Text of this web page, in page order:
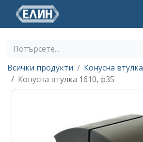
Всички продукти
Конусна втулка
Конусна втулка 1610, ф35